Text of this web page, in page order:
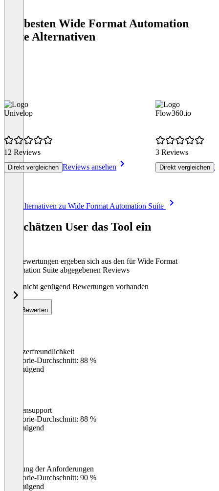
Die besten Wide Format Automation
Suite Alternativen
Univelop
12 Reviews
Direkt vergleichen Reviews ansehen
Flow360.io
3 Reviews
Direkt vergleichen
Alle Alternativen zu Wide Format Automation Suite
So schätzen User das Tool ein
Die Bewertungen ergeben sich aus den für Wide Format
Automation Suite abgegebenen Reviews
Noch nicht genügend Bewertungen vorhanden
Bewerten
Benutzerfreundlichkeit
Kategorie-Durchschnitt: 88 %
Ungenügend
Kundensupport
Kategorie-Durchschnitt: 88 %
Ungenügend
Erfüllung der Anforderungen
Kategorie-Durchschnitt: 90 %
Ungenügend